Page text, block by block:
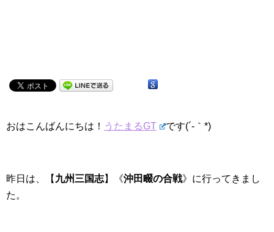
おはこんばんにちは！ うたまるGT です(´-｀*)
昨日は、【 九州三国志】《沖田畷の合戦》に行ってきまし
た。